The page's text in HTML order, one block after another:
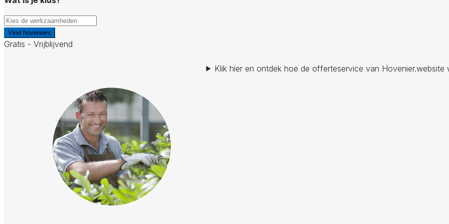
Vind hoveniers
Gratis - Vrijblijvend
Klik hier en ontdek hoe de offerteservice van Hovenier.website